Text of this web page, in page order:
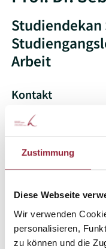
Zustimmung
Diese Webseite
Wir verwenden
personalisieren,
zu können und die
Arbeit
Kontakt
+49 761 200-1563
Konzepte und
Arbeit
Sprechzeiten